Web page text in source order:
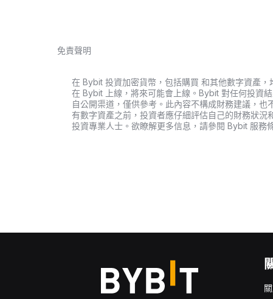
免責聲明
在 Bybit 投資加密貨幣，包括購買 和其他數字資產
在 Bybit 上線，將來可能會上線。Bybit 對任何投資
自公開渠道，僅供參考。此內容不構成財務建議，
有數字資產之前，投資者應仔細評估自己的財務狀
投資專業人士。欲瞭解更多信息，請參閱 Bybit 服務